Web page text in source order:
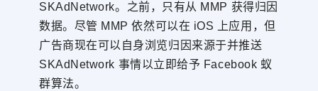
SKAdNetwork。之前，只有从 MMP 获得归因
数据。尽管 MMP 依然可以在 iOS 上应用，但
广告商现在可以自身浏览归因来源于并推送
SKAdNetwork 事情以立即给予 Facebook 蚁
群算法。